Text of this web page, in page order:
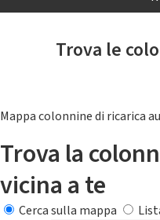
Trova le
Mappa colonnine di ricarica
Trova la
vicina a te
Cerca sulla mappa